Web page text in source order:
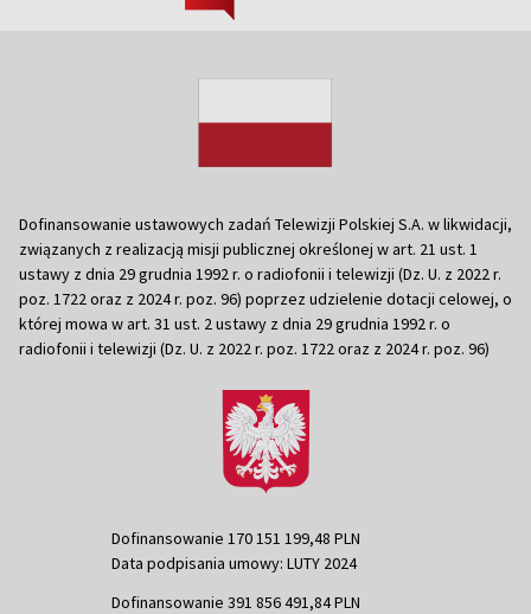
Dofinansowanie ustawowych zadań Telewizji Polskiej S.A. w likwidacji,
związanych z realizacją misji publicznej określonej w art. 21 ust. 1
ustawy z dnia 29 grudnia 1992 r. o radiofonii i telewizji (Dz. U. z 2022 r.
poz. 1722 oraz z 2024 r. poz. 96) poprzez udzielenie dotacji celowej, o
której mowa w art. 31 ust. 2 ustawy z dnia 29 grudnia 1992 r. o
radiofonii i telewizji (Dz. U. z 2022 r. poz. 1722 oraz z 2024 r. poz. 96)
Dofinansowanie 170 151 199,48 PLN
Data podpisania umowy: LUTY 2024
Dofinansowanie 391 856 491,84 PLN